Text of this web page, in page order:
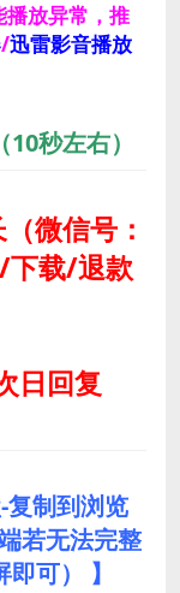
播放异常，推
/迅雷影音播放
秒左右）
（微信号：
下载/退款
日回复
复制到浏览
若无法完整
可） 】